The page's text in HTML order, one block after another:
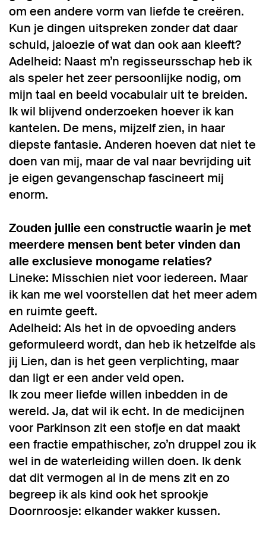
om een andere vorm van liefde te creëren.
Kun je dingen uitspreken zonder dat daar
schuld, jaloezie of wat dan ook aan kleeft?
Adelheid: Naast m’n regisseursschap heb ik
als speler het zeer persoonlijke nodig, om
mijn taal en beeld vocabulair uit te breiden.
Ik wil blijvend onderzoeken hoever ik kan
kantelen. De mens, mijzelf zien, in haar
diepste fantasie. Anderen hoeven dat niet te
doen van mij, maar de val naar bevrijding uit
je eigen gevangenschap fascineert mij
enorm.
Zouden jullie een constructie waarin je met
meerdere mensen bent beter vinden dan
alle exclusieve monogame relaties?
Lineke: Misschien niet voor iedereen. Maar
ik kan me wel voorstellen dat het meer adem
en ruimte geeft.
Adelheid: Als het in de opvoeding anders
geformuleerd wordt, dan heb ik hetzelfde als
jij Lien, dan is het geen verplichting, maar
dan ligt er een ander veld open.
Ik zou meer liefde willen inbedden in de
wereld. Ja, dat wil ik echt. In de medicijnen
voor Parkinson zit een stofje en dat maakt
een fractie empathischer, zo’n druppel zou ik
wel in de waterleiding willen doen. Ik denk
dat dit vermogen al in de mens zit en zo
begreep ik als kind ook het sprookje
Doornroosje: elkander wakker kussen.